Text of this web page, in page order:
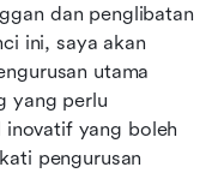
dan penglibatan
ini, saya akan
utama
yang perlu
yang boleh
pengurusan
pengurusan
kedai dan